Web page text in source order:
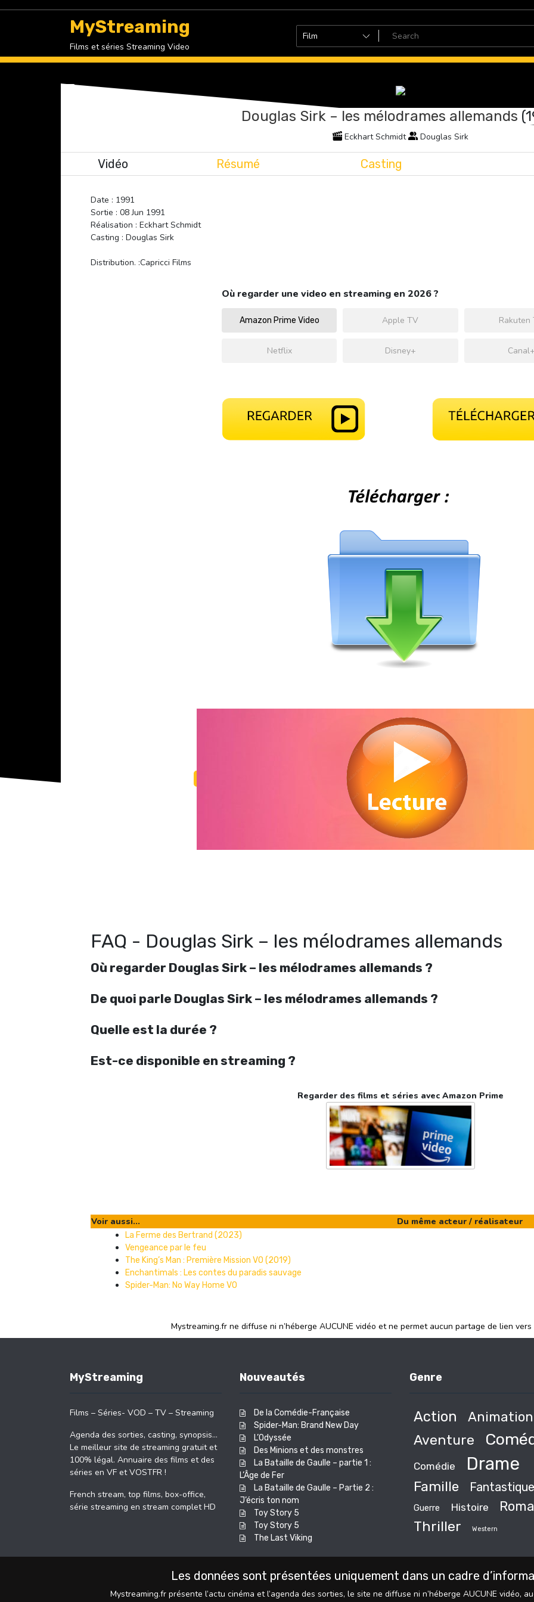
MyStreaming
Films et séries Streaming Video
Douglas Sirk – les mélodrames allemands
Eckhart Schmidt Douglas Sirk
Vidéo Résumé Casting
Date : 1991
Sortie : 08 Jun 1991
Réalisation : Eckhart Schmidt
Casting : Douglas Sirk
Distribution. :Capricci Films
Où regarder une video en streaming en 2026 ?
Amazon Prime Video Apple TV Rakuten
Netflix Disney+
FAQ - Douglas Sirk – les mélodrames allemands
Où regarder Douglas Sirk – les mélodrames allemands ?
De quoi parle Douglas Sirk – les mélodrames allemands ?
Quelle est la durée ?
Est-ce disponible en streaming ?
Regarder des films et séries avec Amazon Prime
Voir aussi... Du même acteur / réalisateur
La Ferme des Bertrand (2023)
Vengeance par le feu
The King’s Man : Première Mission VO (2019)
Enchantimals : Les contes du paradis sauvage
Spider-Man: No Way Home VO
Mystreaming.fr ne diffuse ni n’héberge AUCUNE vidéo et ne permet aucun partage de lien
MyStreaming
Films – Séries- VOD – TV – Streaming
Agenda des sorties, casting, synopsis…
Le meilleur site de streaming gratuit et
100% légal. Annuaire des films et des
séries en VF et VOSTFR !
French stream, top films, box-office,
série streaming en stream complet HD
Nouveautés
De la Comédie-Française
Spider-Man: Brand New Day
L’Odyssée
Des Minions et des monstres
La Bataille de Gaulle – partie 1 :
L’Âge de Fer
La Bataille de Gaulle – Partie 2 :
J’écris ton nom
Toy Story 5
Toy Story 5
The Last Viking
Genre
Action
Animation
Aventure
Comédie Drame
Famille Fantastique
Guerre Histoire
Thriller Western
Les données sont présentées uniquement dans un cadre
Mystreaming.fr présente l’actu cinéma et l’agenda des sorties, le site ne diffuse ni n’héberge AUCUNE vidéo,